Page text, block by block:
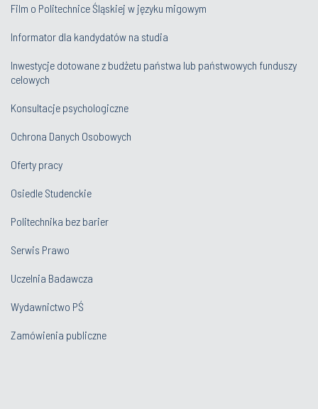
Film o Politechnice Śląskiej w języku migowym
Informator dla kandydatów na studia
Inwestycje dotowane z budżetu państwa lub państwowych funduszy
celowych
Konsultacje psychologiczne
Ochrona Danych Osobowych
Oferty pracy
Osiedle Studenckie
Politechnika bez barier
Serwis Prawo
Uczelnia Badawcza
Wydawnictwo PŚ
Zamówienia publiczne